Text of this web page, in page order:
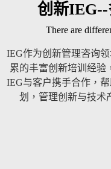
创新
There are
IEG作为创新管理咨询
累的丰富创新培训经验
IEG与客户携手合作，
划，管理创新与技术